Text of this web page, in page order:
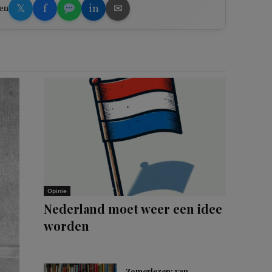
𝕏 f in ✉
Opinie
Nederland moet weer een idee
worden